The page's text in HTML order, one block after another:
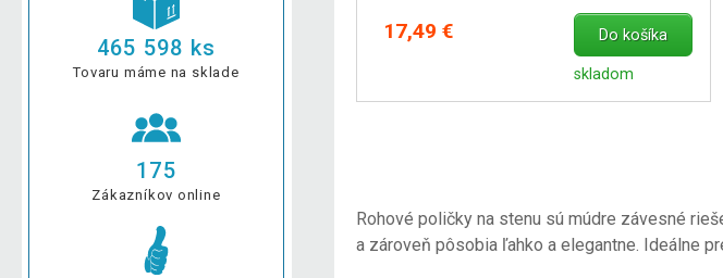
465 598 ks
Tovaru máme na sklade
175
Zákazníkov online
17,49 € Do košíka
skladom
Rohové poličky na stenu sú múdre závesné
a zároveň pôsobia ľahko a elegantne. Ideálne